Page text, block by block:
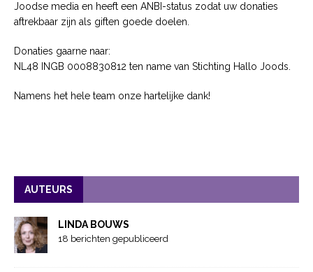
Joodse media en heeft een ANBI-status zodat uw donaties
aftrekbaar zijn als giften goede doelen.
Donaties gaarne naar:
NL48 INGB 0008830812 ten name van Stichting Hallo Joods.
Namens het hele team onze hartelijke dank!
AUTEURS
LINDA BOUWS
18 berichten gepubliceerd